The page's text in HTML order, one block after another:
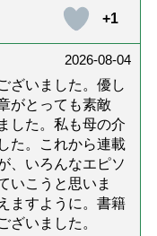
+1
2026-08-04
ざいました。優し
がとっても素敵
した。私も母の介
た。これから連載
、いろんなエピソ
いこうと思いま
ますように。書籍
ざいました。